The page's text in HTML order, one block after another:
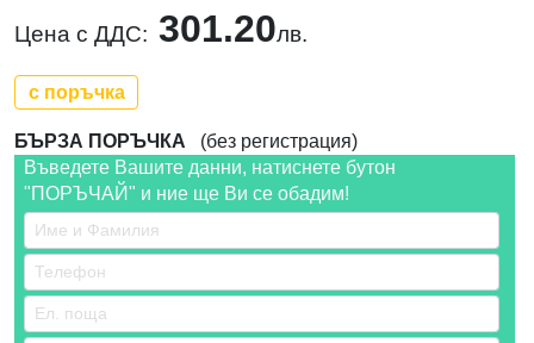
Цена с ДДС: 301.20лв.
с поръчка
БЪРЗА ПОРЪЧКА (без регистрация)
Въведете Вашите данни, натиснете бутон
"ПОРЪЧАЙ" и ние ще Ви се обадим!